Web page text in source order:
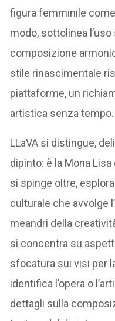
figura femminile
modo, sottolinea
composizione
stile rinascimentale
piattaforme, un
artistica senza tempo.
LLaVA si distingue,
dipinto: è la Mona Lisa
si spinge oltre,
culturale che avvolge
meandri della
si concentra su
sfocatura sui visi per
identifica l’opera o
dettagli sulla